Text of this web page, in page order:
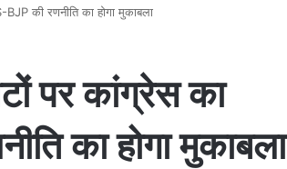
की रणनीति का होगा मुकाबला
पर कांग्रेस का
का होगा मुकाबला